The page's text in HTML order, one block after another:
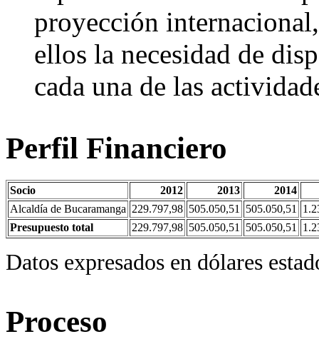
proyección
ellos la necesidad de
cada una de las
Perfil Financiero
Socio 2012 2013
2014
Alcaldía de Bucaramanga 229.797,98 505.050,51 505.050,51
Presupuesto total
229.797,98 505.050,51 505.050,51
Datos expresados en dólares
Proceso